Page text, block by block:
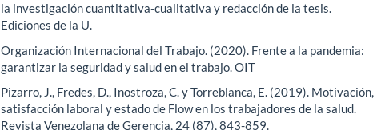
la investigación cuantitativa-cualitativa y redacción de la tesis.
Ediciones de la U.
Organización Internacional del Trabajo. (2020). Frente a la pandemia:
garantizar la seguridad y salud en el trabajo. OIT
Pizarro, J., Fredes, D., Inostroza, C. y Torreblanca, E. (2019). Motivación,
satisfacción laboral y estado de Flow en los trabajadores de la salud.
Revista Venezolana de Gerencia, 24 (87), 843-859.